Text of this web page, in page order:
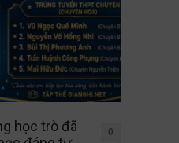
học trò đã
0